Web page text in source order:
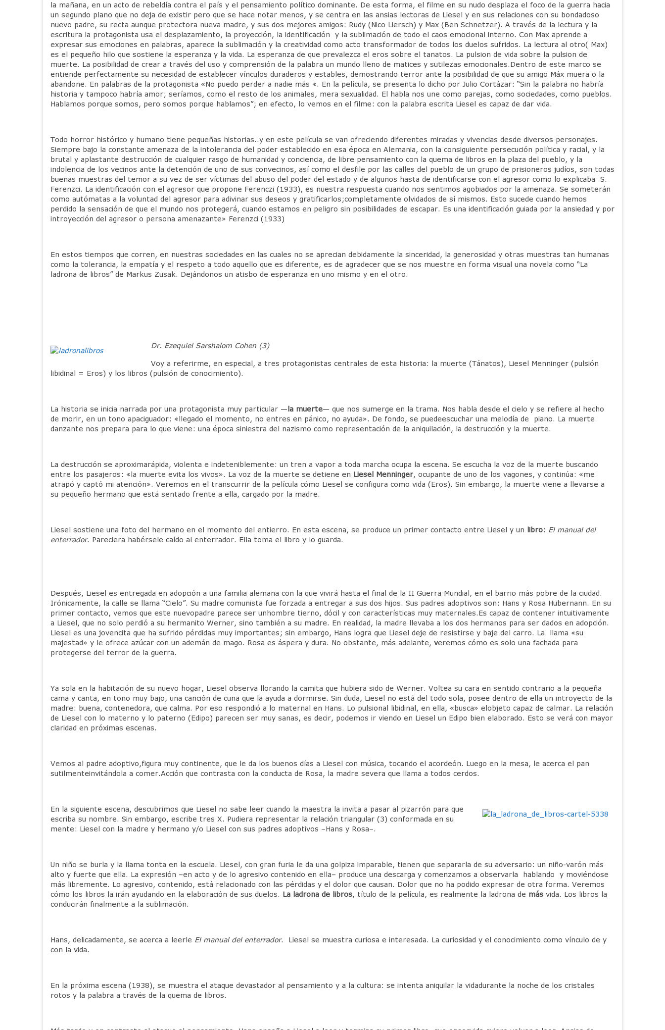
la mañana, en un acto de rebeldía contra el país y el pensamiento político dominante. De esta forma, el filme en su nudo desplaza el foco de la guerra hacia
un segundo plano que no deja de existir pero que se hace notar menos, y se centra en las ansias lectoras de Liesel y en sus relaciones con su bondadoso
nuevo padre, su recta aunque protectora nueva madre, y sus dos mejores amigos: Rudy (Nico Liersch) y Max (Ben Schnetzer). A través de la lectura y la
escritura la protagonista usa el desplazamiento, la proyección, la identificación y la sublimación de todo el caos emocional interno. Con Max aprende a
expresar sus emociones en palabras, aparece la sublimación y la creatividad como acto transformador de todos los duelos sufridos. La lectura al otro( Max)
es el pequeño hilo que sostiene la esperanza y la vida. La esperanza de que prevalezca el eros sobre el tanatos. La pulsion de vida sobre la pulsion de
muerte. La posibilidad de crear a través del uso y comprensión de la palabra un mundo lleno de matices y sutilezas emocionales.Dentro de este marco se
entiende perfectamente su necesidad de establecer vínculos duraderos y estables, demostrando terror ante la posibilidad de que su amigo Máx muera o la
abandone. En palabras de la protagonista «No puedo perder a nadie más «. En la película, se presenta lo dicho por Julio Cortázar: “Sin la palabra no habría
historia y tampoco habría amor; seríamos, como el resto de los animales, mera sexualidad. El habla nos une como parejas, como sociedades, como pueblos.
Hablamos porque somos, pero somos porque hablamos”; en efecto, lo vemos en el filme: con la palabra escrita Liesel es capaz de dar vida.
Todo horror histórico y humano tiene pequeñas historias..y en este película se van ofreciendo diferentes miradas y vivencias desde diversos personajes.
Siempre bajo la constante amenaza de la intolerancia del poder establecido en esa época en Alemania, con la consiguiente persecución política y racial, y la
brutal y aplastante destrucción de cualquier rasgo de humanidad y conciencia, de libre pensamiento con la quema de libros en la plaza del pueblo, y la
indolencia de los vecinos ante la detención de uno de sus convecinos, así como el desfile por las calles del pueblo de un grupo de prisioneros judíos, son todas
buenas muestras del temor a su vez de ser víctimas del abuso del poder del estado y de algunos hasta de identificarse con el agresor como lo explicaba S.
Ferenzci. La identificación con el agresor que propone Ferenczi (1933), es nuestra respuesta cuando nos sentimos agobiados por la amenaza. Se someterán
como autómatas a la voluntad del agresor para adivinar sus deseos y gratificarlos;completamente olvidados de sí mismos. Esto sucede cuando hemos
perdido la sensación de que el mundo nos protegerá, cuando estamos en peligro sin posibilidades de escapar. Es una identificación guiada por la ansiedad y por
introyección del agresor o persona amenazante» Ferenzci (1933)
En estos tiempos que corren, en nuestras sociedades en las cuales no se aprecian debidamente la sinceridad, la generosidad y otras muestras tan humanas
como la tolerancia, la empatía y el respeto a todo aquello que es diferente, es de agradecer que se nos muestre en forma visual una novela como “La
ladrona de libros” de Markus Zusak. Dejándonos un atisbo de esperanza en uno mismo y en el otro.
Dr. Ezequiel Sarshalom Cohen (3)
Voy a referirme, en especial, a tres protagonistas centrales de esta historia: la muerte (Tánatos), Liesel Menninger (pulsión
libidinal = Eros) y los libros (pulsión de conocimiento).
La historia se inicia narrada por una protagonista muy particular —la muerte— que nos sumerge en la trama. Nos habla desde el cielo y se refiere al hecho
de morir, en un tono apaciguador: «llegado el momento, no entres en pánico, no ayuda». De fondo, se puedeescuchar una melodía de piano. La muerte
danzante nos prepara para lo que viene: una época siniestra del nazismo como representación de la aniquilación, la destrucción y la muerte.
La destrucción se aproximarápida, violenta e indeteniblemente: un tren a vapor a toda marcha ocupa la escena. Se escucha la voz de la muerte buscando
entre los pasajeros: «la muerte evita los vivos». La voz de la muerte se detiene en Liesel Menninger, ocupante de uno de los vagones, y continúa: «me
atrapó y captó mi atención». Veremos en el transcurrir de la película cómo Liesel se configura como vida (Eros). Sin embargo, la muerte viene a llevarse a
su pequeño hermano que está sentado frente a ella, cargado por la madre.
Liesel sostiene una foto del hermano en el momento del entierro. En esta escena, se produce un primer contacto entre Liesel y un libro: El manual del
enterrador. Pareciera habérsele caído al enterrador. Ella toma el libro y lo guarda.
Después, Liesel es entregada en adopción a una familia alemana con la que vivirá hasta el final de la II Guerra Mundial, en el barrio más pobre de la ciudad.
Irónicamente, la calle se llama “Cielo”. Su madre comunista fue forzada a entregar a sus dos hijos. Sus padres adoptivos son: Hans y Rosa Hubernann. En su
primer contacto, vemos que este nuevopadre parece ser unhombre tierno, dócil y con características muy maternales.Es capaz de contener intuitivamente
a Liesel, que no solo perdió a su hermanito Werner, sino también a su madre. En realidad, la madre llevaba a los dos hermanos para ser dados en adopción.
Liesel es una jovencita que ha sufrido pérdidas muy importantes; sin embargo, Hans logra que Liesel deje de resistirse y baje del carro. La llama «su
majestad» y le ofrece azúcar con un ademán de mago. Rosa es áspera y dura. No obstante, más adelante, veremos cómo es solo una fachada para
protegerse del terror de la guerra.
Ya sola en la habitación de su nuevo hogar, Liesel observa llorando la camita que hubiera sido de Werner. Voltea su cara en sentido contrario a la pequeña
cama y canta, en tono muy bajo, una canción de cuna que la ayuda a dormirse. Sin duda, Liesel no está del todo sola, posee dentro de ella un introyecto de la
madre: buena, contenedora, que calma. Por eso respondió a lo maternal en Hans. Lo pulsional libidinal, en ella, «busca» elobjeto capaz de calmar. La relación
de Liesel con lo materno y lo paterno (Edipo) parecen ser muy sanas, es decir, podemos ir viendo en Liesel un Edipo bien elaborado. Esto se verá con mayor
claridad en próximas escenas.
Vemos al padre adoptivo,figura muy continente, que le da los buenos días a Liesel con música, tocando el acordeón. Luego en la mesa, le acerca el pan
sutilmenteinvitándola a comer.Acción que contrasta con la conducta de Rosa, la madre severa que llama a todos cerdos.
En la siguiente escena, descubrimos que Liesel no sabe leer cuando la maestra la invita a pasar al pizarrón para que
escriba su nombre. Sin embargo, escribe tres X. Pudiera representar la relación triangular (3) conformada en su
mente: Liesel con la madre y hermano y/o Liesel con sus padres adoptivos –Hans y Rosa–.
Un niño se burla y la llama tonta en la escuela. Liesel, con gran furia le da una golpiza imparable, tienen que separarla de su adversario: un niño-varón más
alto y fuerte que ella. La expresión –en acto y de lo agresivo contenido en ella– produce una descarga y comenzamos a observarla hablando y moviéndose
más libremente. Lo agresivo, contenido, está relacionado con las pérdidas y el dolor que causan. Dolor que no ha podido expresar de otra forma. Veremos
cómo los libros la irán ayudando en la elaboración de sus duelos. La ladrona de libros, título de la película, es realmente la ladrona de más vida. Los libros la
conducirán finalmente a la sublimación.
Hans, delicadamente, se acerca a leerle El manual del enterrador. Liesel se muestra curiosa e interesada. La curiosidad y el conocimiento como vínculo de y
con la vida.
En la próxima escena (1938), se muestra el ataque devastador al pensamiento y a la cultura: se intenta aniquilar la vidadurante la noche de los cristales
rotos y la palabra a través de la quema de libros.